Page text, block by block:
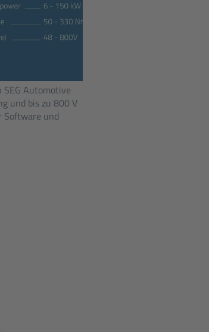
Automotive
und bis zu 800 V
Software und